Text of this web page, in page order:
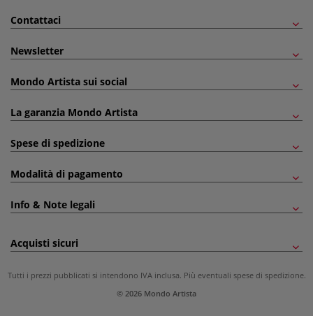
Contattaci
Newsletter
Mondo Artista sui social
La garanzia Mondo Artista
Spese di spedizione
Modalità di pagamento
Info & Note legali
Acquisti sicuri
Tutti i prezzi pubblicati si intendono IVA inclusa. Più eventuali spese di spedizione.
© 2026 Mondo Artista